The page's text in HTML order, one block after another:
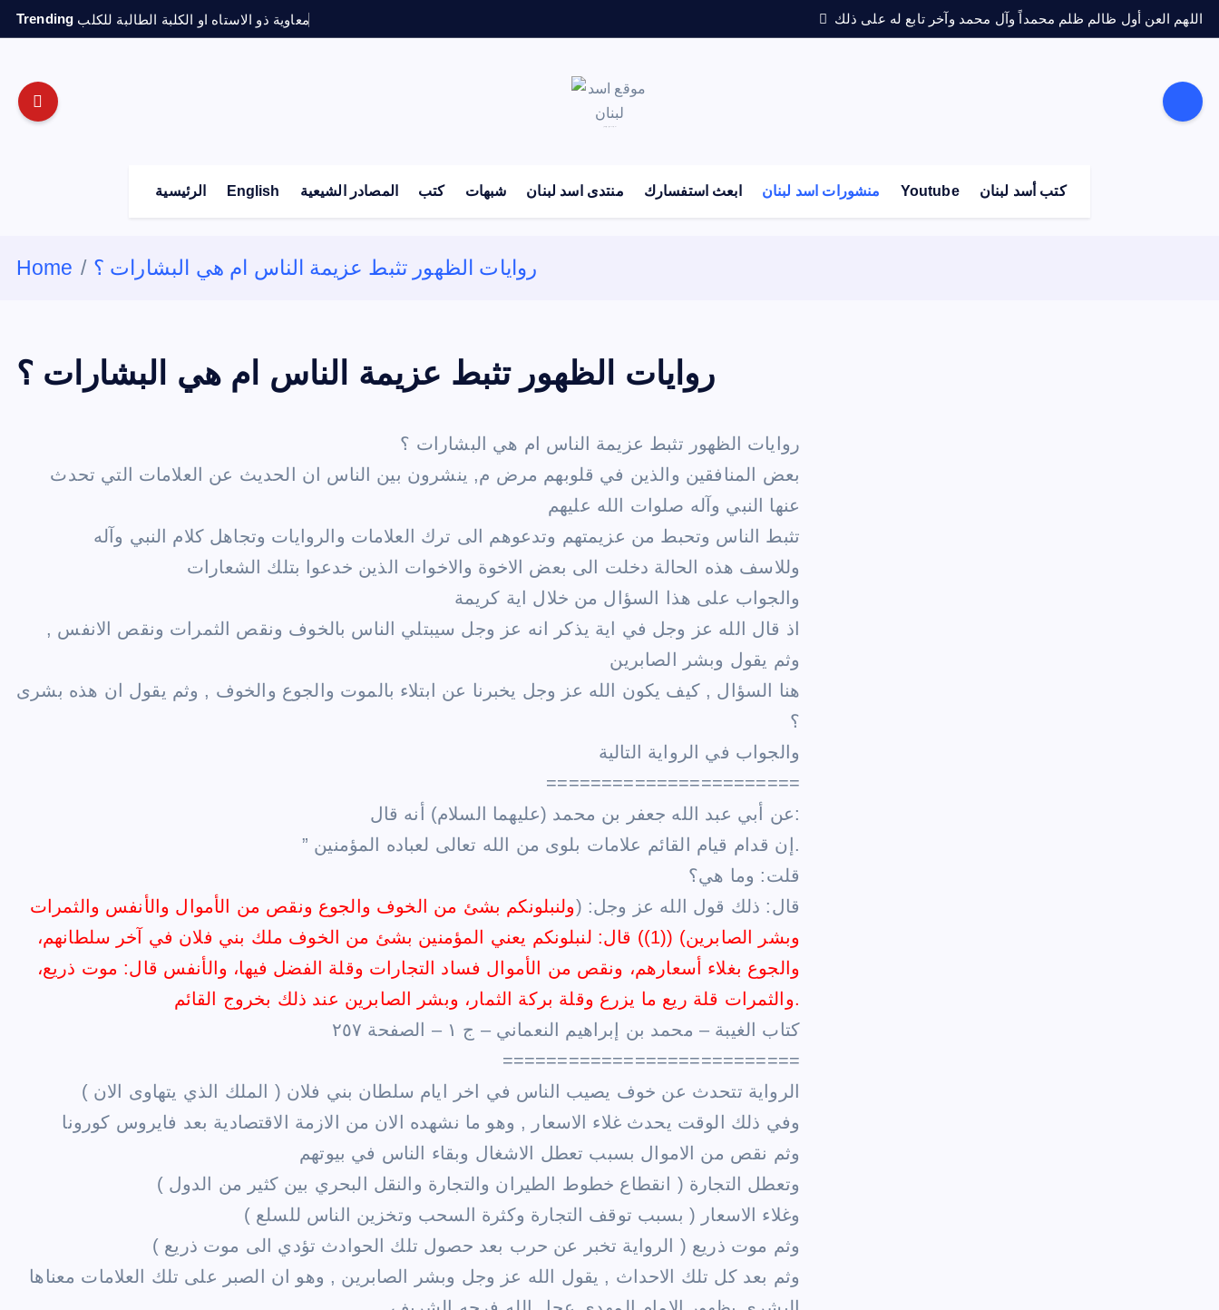
k
Trending معاوية ذو الاستاه او الكلبة الطالبة للكلب اللهم العن أول ظالم ظلم محمداً وآل محمد وآخر تابع له على ذلك
الرئيسية English المصادر الشيعية كتب شبهات منتدى اسد لبنان ابعث استفسارك منشورات اسد لبنان Youtube كتب أسد لبنان
Home روايات الظهور تثبط عزيمة الناس ام هي البشارات ؟
روايات الظهور تثبط عزيمة الناس ام هي البشارات ؟
روايات الظهور تثبط عزيمة الناس ام هي البشارات ؟
بعض المنافقين والذين في قلوبهم مرض م, ينشرون بين الناس ان الحديث عن العلامات التي تحدث
عنها النبي وآله صلوات الله عليهم
تثبط الناس وتحبط من عزيمتهم وتدعوهم الى ترك العلامات والروايات وتجاهل كلام النبي وآله
وللاسف هذه الحالة دخلت الى بعض الاخوة والاخوات الذين خدعوا بتلك الشعارات
والجواب على هذا السؤال من خلال اية كريمة
اذ قال الله عز وجل في اية يذكر انه عز وجل سيبتلي الناس بالخوف ونقص الثمرات ونقص الانفس ,
وثم يقول وبشر الصابرين
هنا السؤال , كيف يكون الله عز وجل يخبرنا عن ابتلاء بالموت والجوع والخوف , وثم يقول ان هذه بشرى
؟
والجواب في الرواية التالية
=======================
عن أبي عبد الله جعفر بن محمد (عليهما السلام)
أنه قال:
” إن قدام قيام القائم علامات بلوى من الله تعالى لعباده المؤمنين.
قلت: وما هي؟
قال: ذلك قول الله عز وجل: (ولنبلونكم بشئ من الخوف والجوع ونقص من الأموال والأنفس والثمرات
وبشر الصابرين) ((1)) قال: لنبلونكم يعني المؤمنين بشئ من
الخوف ملك بني فلان في آخر سلطانهم،
والجوع بغلاء أسعارهم، ونقص من الأموال فساد التجارات وقلة الفضل فيها، والأنفس قال: موت ذريع،
والثمرات قلة ريع ما يزرع وقلة بركة الثمار، وبشر الصابرين عند ذلك بخروج القائم.
كتاب الغيبة – محمد بن إبراهيم النعماني – ج ١ – الصفحة ٢٥٧
===========================
الرواية تتحدث عن خوف يصيب الناس في اخر ايام سلطان بني فلان ( الملك الذي يتهاوى الان )
وفي ذلك الوقت يحدث غلاء الاسعار , وهو ما نشهده الان من الازمة الاقتصادية بعد فايروس كورونا
وثم نقص من الاموال بسبب تعطل الاشغال وبقاء الناس في بيوتهم
وتعطل التجارة ( انقطاع خطوط الطيران والتجارة والنقل البحري بين كثير من الدول )
وغلاء الاسعار ( بسبب توقف التجارة وكثرة السحب وتخزين الناس للسلع )
وثم موت ذريع ( الرواية تخبر عن حرب بعد حصول تلك الحوادث تؤدي الى موت ذريع )
وثم بعد كل تلك الاحداث , يقول الله عز وجل وبشر الصابرين , وهو ان الصبر على تلك العلامات معناها